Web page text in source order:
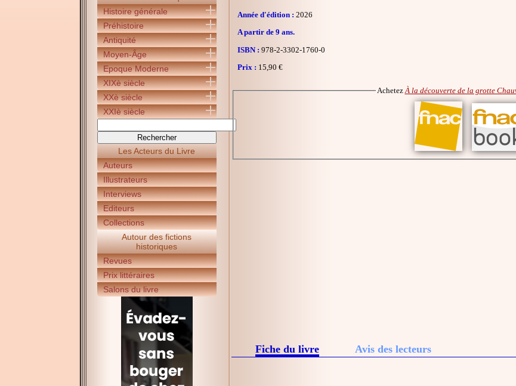
Histoire générale
Préhistoire
Antiquité
Moyen-Âge
Epoque Moderne
XIXè siècle
XXè siècle
XXIè siècle
Les Acteurs du Livre
Auteurs
Illustrateurs
Interviews
Editeurs
Collections
Autour des fictions
historiques
Revues
Prix littéraires
Salons du livre
Année d'édition : 2026
A partir de 9 ans.
ISBN : 978-2-3302-1760-0
Prix : 15,90 €
AchetezÀ la découverte de la grotte
Fiche du livre Avis des lecteurs